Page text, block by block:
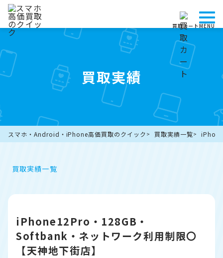
買取カートMENU
買取実績
スマホ・Android・iPhone高価買取のクイック 買取実績一覧
買取実績一覧
iPhone12Pro・128GB・
Softbank・ネットワーク利用制限〇
【天神地下街店】